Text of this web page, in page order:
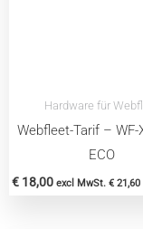
Hardware für
Webfleet-Tarif – WF-
ECO
€ 18,00 excl MwSt. € 21,60